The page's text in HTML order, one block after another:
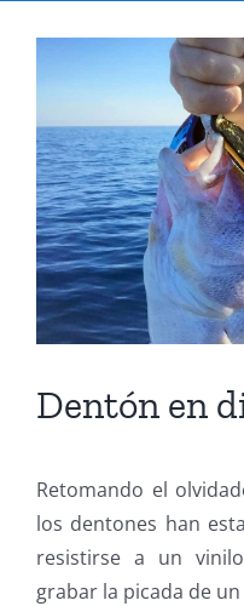
imagen
más
grande
Dentón en
Retomando el
los dentones han
resistirse a un
grabar la picada de